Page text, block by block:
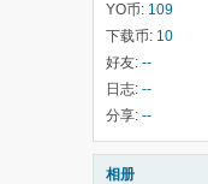
YO币: 109
下载币: 10
好友: --
日志: --
分享: --
相册